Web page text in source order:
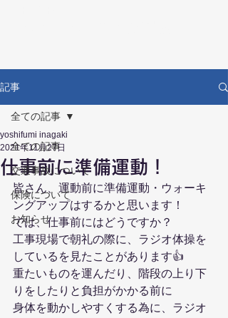
記事
全ての記事
交通事故について
保険について
お知らせ
全ての記事
仕事前に準備運動！
yoshifumi inagaki
2021年11月27日
皆さん、運動前に準備運動・ウォーキ
ングアップはするかと思います！
では、仕事前にはどうですか？
工事現場で朝礼の際に、ラジオ体操を
しているを見たことがあります👍
重たいものを運んだり、階段の上り下
りをしたりと負担がかかる前に
身体を動かしやすくする為に、ラジオ